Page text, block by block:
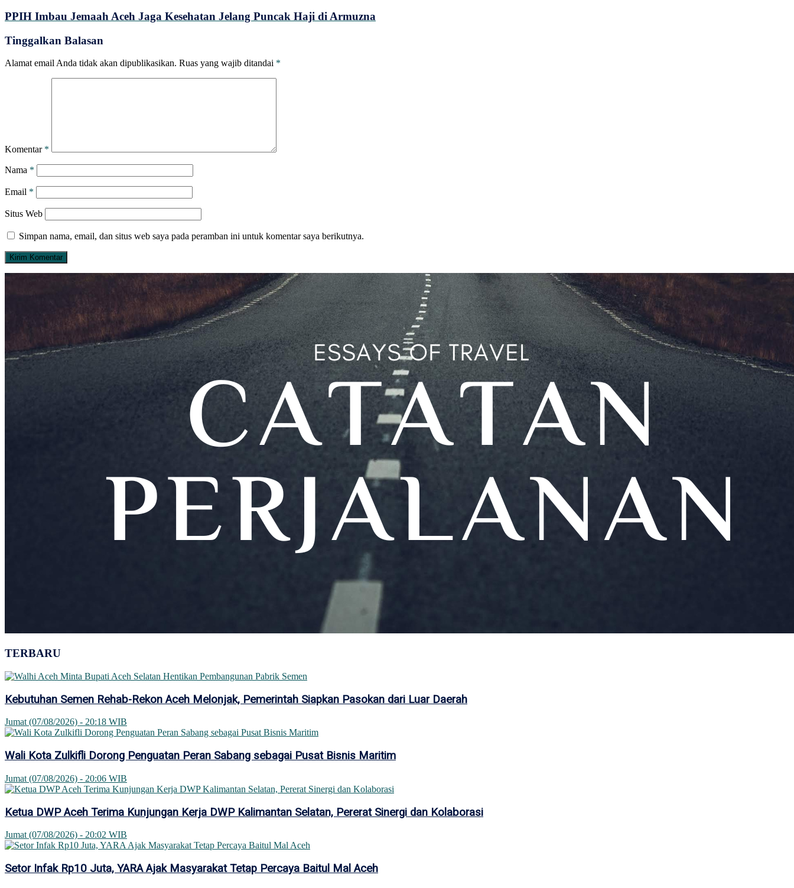
PPIH Imbau Jemaah Aceh Jaga Kesehatan Jelang Puncak Haji di Armuzna
Tinggalkan Balasan
Alamat email Anda tidak akan dipublikasikan. Ruas yang wajib ditandai *
Komentar *
Nama *
Email *
Situs Web
Simpan nama, email, dan situs web saya pada peramban ini untuk komentar saya berikutnya.
TERBARU
Kebutuhan Semen Rehab-Rekon Aceh Melonjak, Pemerintah Siapkan Pasokan dari Luar Daerah
Jumat (07/08/2026) - 20:18 WIB
Wali Kota Zulkifli Dorong Penguatan Peran Sabang sebagai Pusat Bisnis Maritim
Jumat (07/08/2026) - 20:06 WIB
Ketua DWP Aceh Terima Kunjungan Kerja DWP Kalimantan Selatan, Pererat Sinergi dan Kolaborasi
Jumat (07/08/2026) - 20:02 WIB
Setor Infak Rp10 Juta, YARA Ajak Masyarakat Tetap Percaya Baitul Mal Aceh